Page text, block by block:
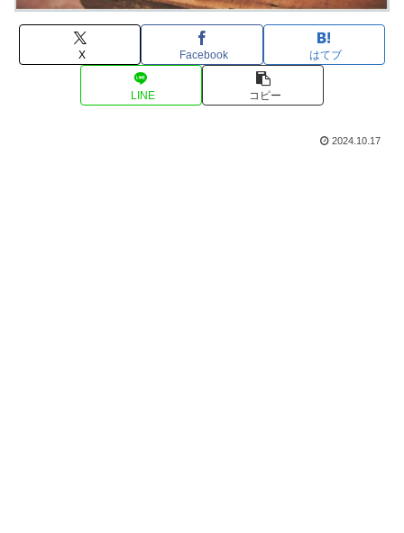
X Facebook はてブ
LINE コピー
2024.10.17